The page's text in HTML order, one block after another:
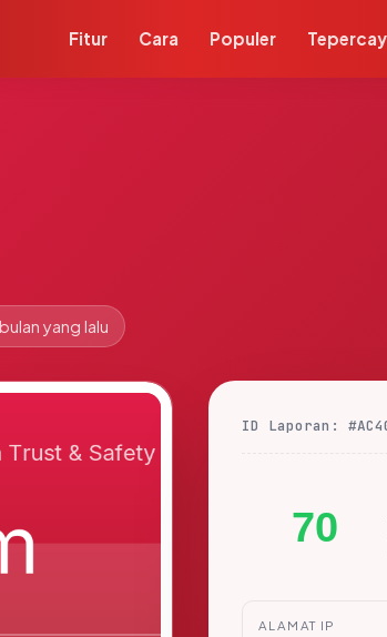
Fitur Cara Populer
yang lalu
ID Laporan:
70
ALAMAT IP